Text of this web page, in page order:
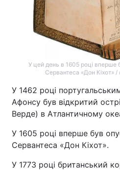
У цей день в 1605 році вперше
Сервантеса «Дон Кіхот»
У 1462 році
Афонсу був відкритий
Верде) в Атлантичному
У 1605 році вперше був
Сервантеса «Дон Кіхот».
У 1773 році британський